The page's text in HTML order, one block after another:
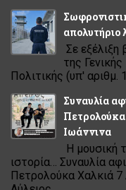
απολυτήριο
Σε εξέλιξη
της
Πολιτικής (υπ'
Συναυλία
Ιωάννινα
Η μουσική
ιστορία… Συναυλία
Πετρολούκα Χαλκιά